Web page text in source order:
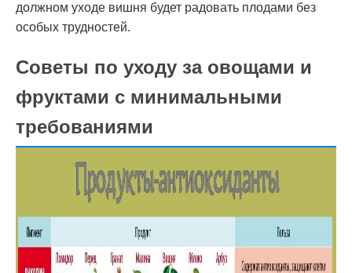
должном уходе вишня будет радовать плодами без
особых трудностей.
Советы по уходу за овощами и
фруктами с минимальными
требованиями